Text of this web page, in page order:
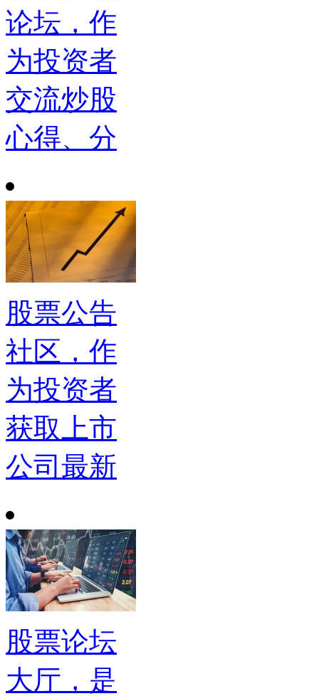
论坛，作
为投资者
交流炒股
心得、分
股票公告
社区，作
为投资者
获取上市
公司最新
股票论坛
大厅，是